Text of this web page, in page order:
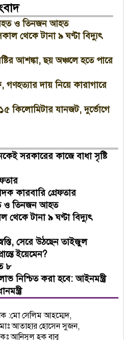
ও তিনজন আহত
থেকে টানা ৯ ঘণ্টা বিদ্যুৎ
আশঙ্কা, ছয় অঞ্চলে হতে পারে
দায় নিয়ে কারাগারে
১৫ কিলোমিটার যানজট, দুর্ভোগে
সরকারের কাজে বাধা সৃষ্টি
কারবারি গ্রেফতার
ও তিনজন আহত
টানা ৯ ঘণ্টা বিদ্যুৎ
সেরে উঠছেন তাইজুল
ইয়েমেন?
৮
নিশ্চিত করা হবে: আইনমন্ত্রী
:মো সেলিম আহম্মেদ,
মোঃ আতাহার হোসেন সুজন,
আনিসুল হক বাবু